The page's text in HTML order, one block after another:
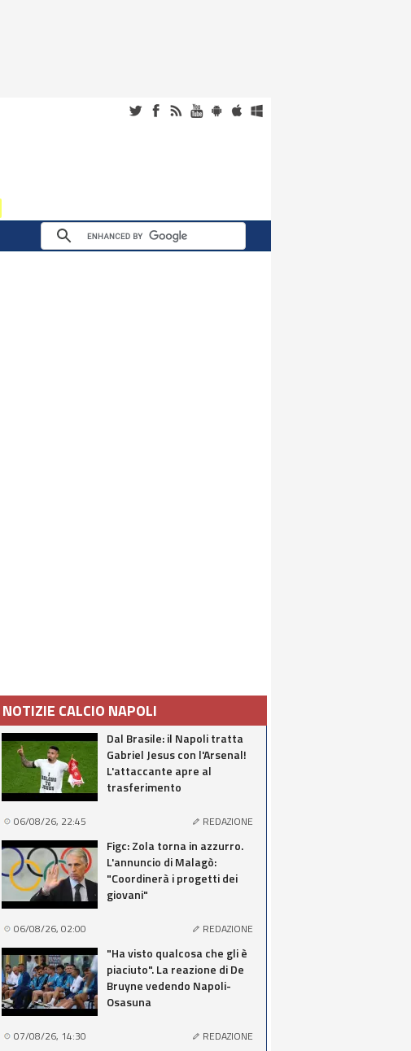
NOTIZIE CALCIO NAPOLI
Dal Brasile: il Napoli tratta
Gabriel Jesus con l'Arsenal!
L'attaccante apre al
trasferimento
06/08/26, 22:45 REDAZIONE
Figc: Zola torna in azzurro.
L'annuncio di Malagò:
"Coordinerà i progetti dei
giovani"
06/08/26, 02:00 REDAZIONE
"Ha visto qualcosa che gli è
piaciuto". La reazione di De
Bruyne vedendo Napoli-
Osasuna
07/08/26, 14:30 REDAZIONE